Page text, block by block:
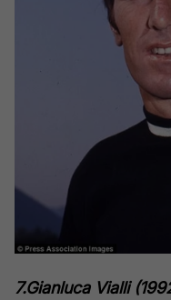
7.Gianluca Vialli